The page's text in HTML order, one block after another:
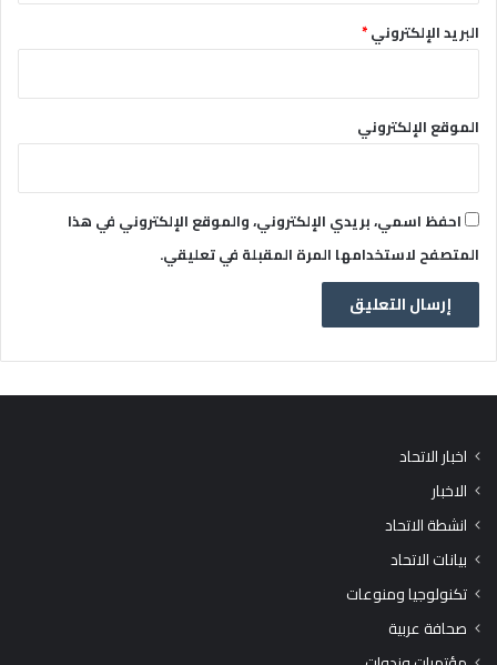
البريد الإلكتروني*
الموقع الإلكتروني
احفظ اسمي، بريدي الإلكتروني، والموقع الإلكتروني في هذا
المتصفح لاستخدامها المرة المقبلة في تعليقي.
اخبار الاتحاد
الاخبار
انشطة الاتحاد
بيانات الاتحاد
تكنولوجيا ومنوعات
صحافة عربية